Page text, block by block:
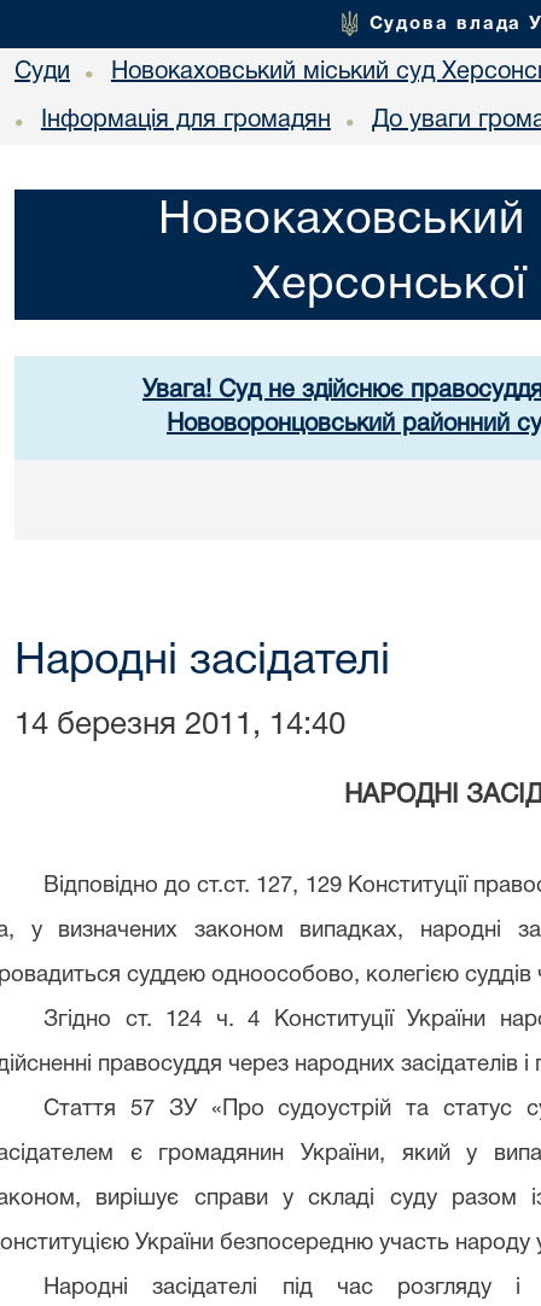
Судова влада
Суди • Новокаховський міський суд
• Інформація для громадян • До уваги
Новокаховський
Херсонської
Увага! Суд не здійснює
Нововоронцовський районний
Народні засідателі
14 березня 2011, 14:40
НАРОДНІ
Відповідно до ст.ст. 127, 129 Конституції
у визначених законом випадках, народні
суддею одноособово, колегією
Згідно ст. 124 ч. 4 Конституції України
правосуддя через народних засідателів
Стаття 57 ЗУ «Про судоустрій та статус
є громадянин України, який у
вирішує справи у складі суду разом
України безпосередню участь народу
Народні засідателі під час розгляду